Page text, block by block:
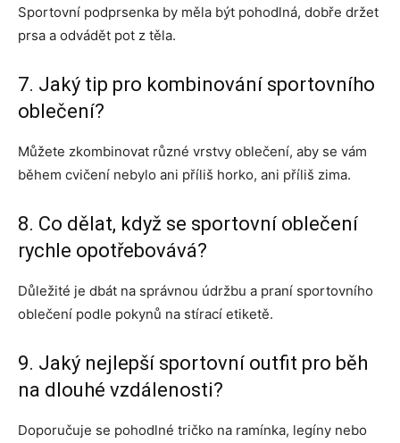
Sportovní podprsenka by měla být pohodlná, dobře držet
prsa a odvádět pot z těla.
7. Jaký tip pro kombinování sportovního
oblečení?
Můžete zkombinovat různé vrstvy oblečení, aby se vám
během cvičení nebylo ani příliš horko, ani příliš zima.
8. Co dělat, když se sportovní oblečení
rychle opotřebovává?
Důležité je dbát na správnou údržbu a praní sportovního
oblečení podle pokynů na stírací etiketě.
9. Jaký nejlepší sportovní outfit pro běh
na dlouhé vzdálenosti?
Doporučuje se pohodlné tričko na ramínka, legíny nebo